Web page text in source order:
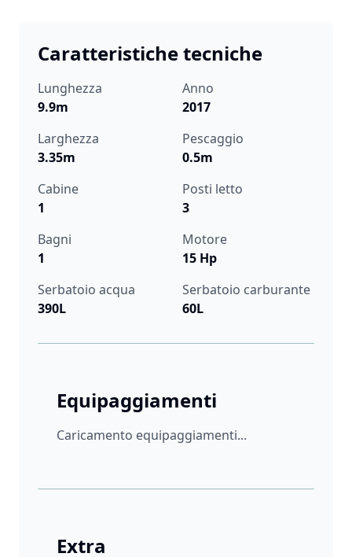
Caratteristiche tecniche
Lunghezza
9.9m
Anno
2017
Larghezza
3.35m
Pescaggio
0.5m
Cabine
1
Posti letto
3
Bagni
1
Motore
15 Hp
Serbatoio acqua
390L
Serbatoio carburante
60L
Equipaggiamenti
Caricamento equipaggiamenti...
Extra